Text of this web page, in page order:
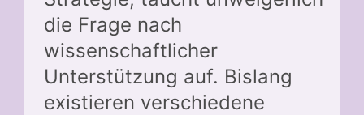
die Frage nach
wissenschaftlicher
Unterstützung auf. Bislang
existieren verschiedene